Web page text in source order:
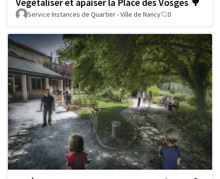
Service Instances de Quartier - Ville de Nancy 0